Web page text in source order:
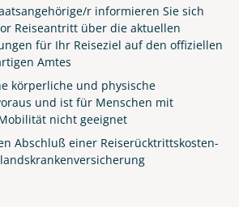
in Cornwall
- stock.adobe.com
r informieren Sie sich
Reiseantritt über die aktuellen
für Ihr Reiseziel auf den offiziellen
Amtes
körperliche und physische
und ist für Menschen mit
nicht geeignet
Abschluß einer Reiserücktrittskosten-